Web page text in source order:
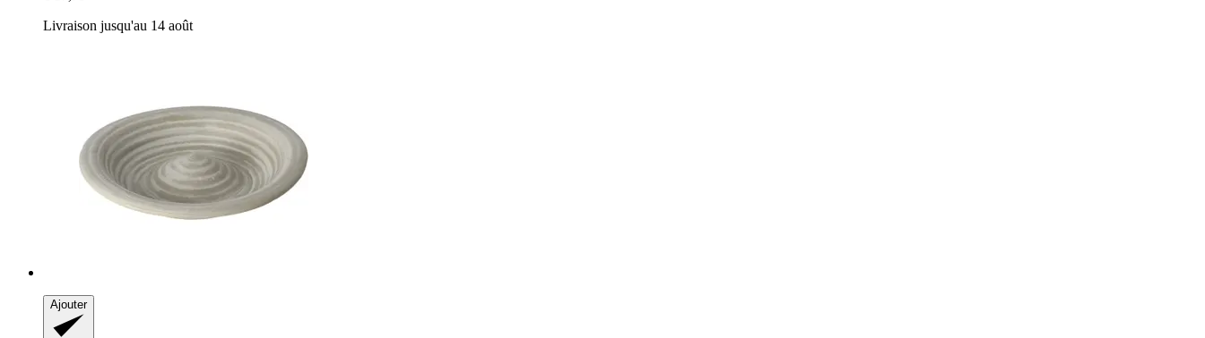
Livraison jusqu'au 14 août
Ajouter